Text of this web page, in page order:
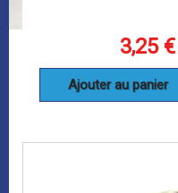
3,25 €
Ajouter au panier